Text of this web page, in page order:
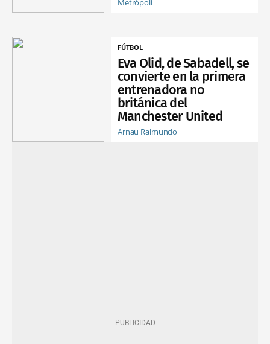
FÚTBOL
Eva Olid, de Sabadell, se
convierte en la primera
entrenadora no
británica del
Manchester United
Arnau Raimundo